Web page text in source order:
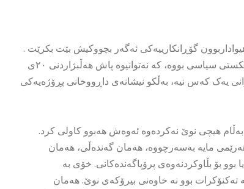
خەڵکی هەرێم هیواداربوون گۆڕانکارییەکی ئەگەر بچووکیش بێت بکرێت .
بەڵام ئەمڕۆ پاش نزیکەی شەش ساڵ، مەسرور بارزانی تووشی گەورەترین شکستی سیاسی بووە، کە نەتوانیوە پاش هەڵبژاردنی ٢٠ی
ڕۆژانی یەک کەس نیە، بەڵکو نیشانەی داڕووخانی پڕۆژەیەکی
هیچی نوێ نەکردەوە ئەوەش هەبوو کاولی کرد.
مایە بەسەرچووە، هەمان گەندەڵی، هەمان
بۆ بڵاوکردنەوەی پرۆپاگەندەکانی. خۆی بە
تەکنۆکرات بوو نە خاوەنی بیرۆکەی نوێ. هەمان